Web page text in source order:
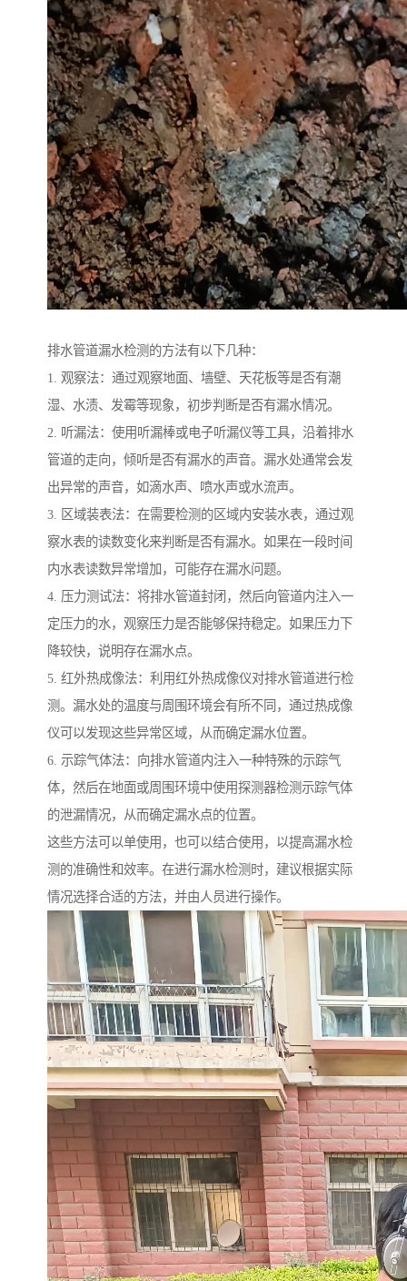
排水管道漏水检测的方法有以下几种：
1. 观察法：通过观察地面、墙壁、天花板等是否有潮
湿、水渍、发霉等现象，初步判断是否有漏水情况。
2. 听漏法：使用听漏棒或电子听漏仪等工具，沿着排水
管道的走向，倾听是否有漏水的声音。漏水处通常会发
出异常的声音，如滴水声、喷水声或水流声。
3. 区域装表法：在需要检测的区域内安装水表，通过观
察水表的读数变化来判断是否有漏水。如果在一段时间
内水表读数异常增加，可能存在漏水问题。
4. 压力测试法：将排水管道封闭，然后向管道内注入一
定压力的水，观察压力是否能够保持稳定。如果压力下
降较快，说明存在漏水点。
5. 红外热成像法：利用红外热成像仪对排水管道进行检
测。漏水处的温度与周围环境会有所不同，通过热成像
仪可以发现这些异常区域，从而确定漏水位置。
6. 示踪气体法：向排水管道内注入一种特殊的示踪气
体，然后在地面或周围环境中使用探测器检测示踪气体
的泄漏情况，从而确定漏水点的位置。
这些方法可以单使用，也可以结合使用，以提高漏水检
测的准确性和效率。在进行漏水检测时，建议根据实际
情况选择合适的方法，并由人员进行操作。